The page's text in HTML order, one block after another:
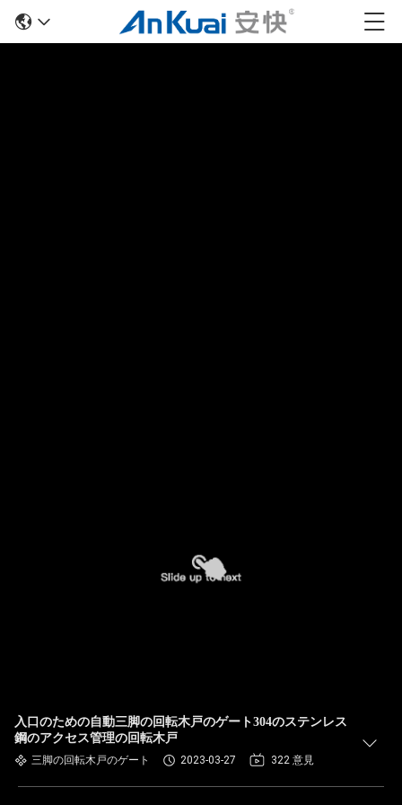
入口のための自動三脚の回転木戸のゲート304のステンレス
鋼のアクセス管理の回転木戸
三脚の回転木戸のゲート 2023-03-27 322 意見